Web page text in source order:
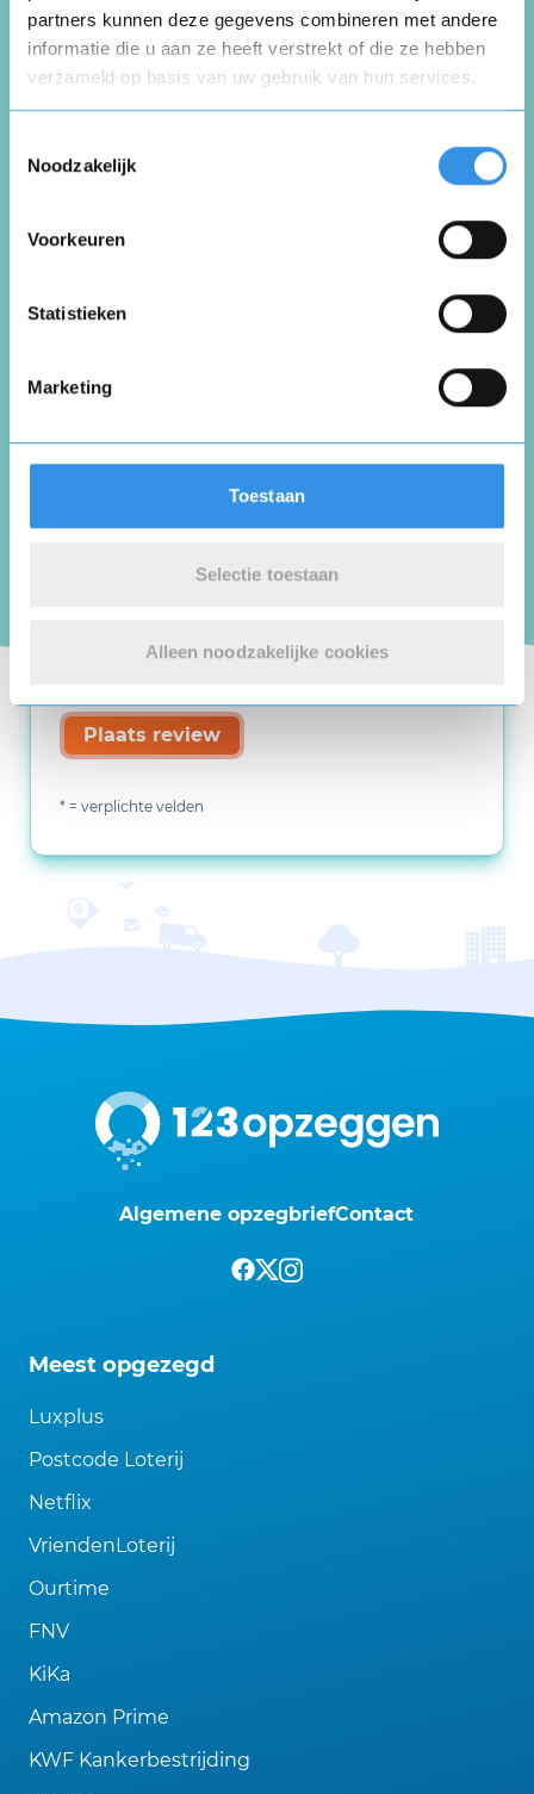
partners kunnen deze gegevens combineren met andere
informatie die u aan ze heeft verstrekt of die ze hebben
verzameld op basis van uw gebruik van hun services.
Noodzakelijk
Voorkeuren
Statistieken
Marketing
Toestaan
Selectie toestaan
Alleen noodzakelijke cookies
Beoordeel je ervaring *
Plaats review
* = verplichte velden
Algemene opzegbriefContact
Meest opgezegd
Luxplus
Postcode Loterij
Netflix
VriendenLoterij
Ourtime
FNV
KiKa
Amazon Prime
KWF Kankerbestrijding